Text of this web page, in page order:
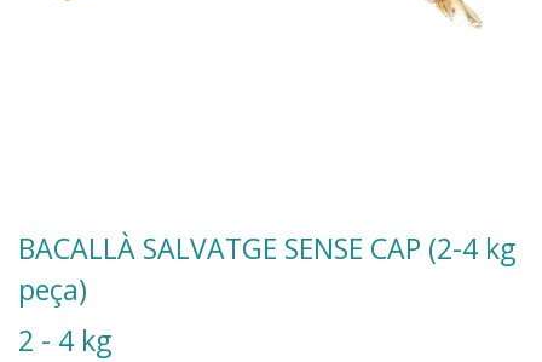
BACALLÀ SALVATGE SENSE CAP (2-4 kg
peça)
2 - 4 kg